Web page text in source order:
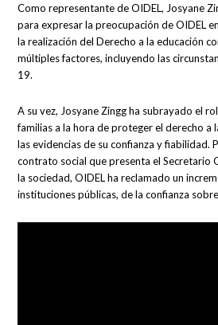
Como representante de OIDEL, Josyane
para expresar la preocupación de OIDEL
la realización del Derecho a la educación
múltiples factores, incluyendo las
19.
A su vez, Josyane Zingg ha subrayado el
familias a la hora de proteger el derecho a
las evidencias de su confianza y fiabilidad.
contrato social que presenta el Secretario
la sociedad, OIDEL ha reclamado un
instituciones públicas, de la confianza